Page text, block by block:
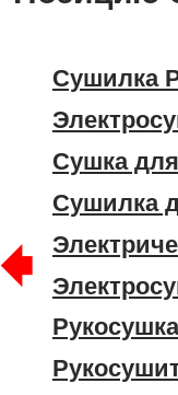
Сушилка
Сушка
Сушилка
🠸